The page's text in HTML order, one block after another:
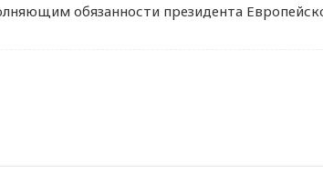
обязанности президента